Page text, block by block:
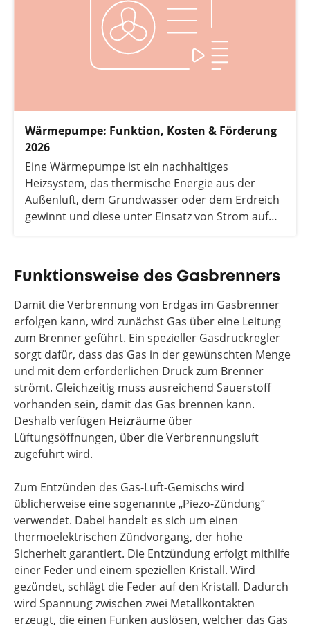
Wärmepumpe: Funktion, Kosten & Förderung
2026
Eine Wärmepumpe ist ein nachhaltiges
Heizsystem, das thermische Energie aus der
Außenluft, dem Grundwasser oder dem Erdreich
gewinnt und diese unter Einsatz von Strom auf
Umwelt bezieht, gilt sie als effizienteste Lösung
für die Wärmewende 2026 – sowohl im Neubau
als auch in der Sanierung.
Funktionsweise des Gasbrenners
Damit die Verbrennung von Erdgas im Gasbrenner
erfolgen kann, wird zunächst Gas über eine Leitung
zum Brenner geführt. Ein spezieller Gasdruckregler
sorgt dafür, dass das Gas in der gewünschten Menge
und mit dem erforderlichen Druck zum Brenner
strömt. Gleichzeitig muss ausreichend Sauerstoff
vorhanden sein, damit das Gas brennen kann.
Deshalb verfügen Heizräume über
Lüftungsöffnungen, über die Verbrennungsluft
zugeführt wird.
Zum Entzünden des Gas-Luft-Gemischs wird
üblicherweise eine sogenannte „Piezo-Zündung“
verwendet. Dabei handelt es sich um einen
thermoelektrischen Zündvorgang, der hohe
Sicherheit garantiert. Die Entzündung erfolgt mithilfe
einer Feder und einem speziellen Kristall. Wird
gezündet, schlägt die Feder auf den Kristall. Dadurch
wird Spannung zwischen zwei Metallkontakten
erzeugt, die einen Funken auslösen, welcher das Gas